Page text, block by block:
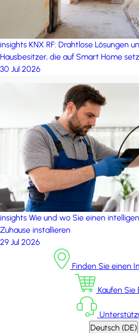
insights KNX RF: Drahtlose Lösungen
Hausbesitzer, die auf Smart Home
30 Jul 2026
insights Wie und wo Sie einen
Zuhause installieren
29 Jul 2026
Finden Sie einen
Kaufen Sie
Deutsch (DE)